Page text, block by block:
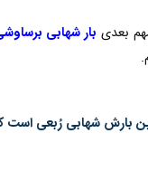
بعدی بار شهابی
بارش شهابی رُبعی است